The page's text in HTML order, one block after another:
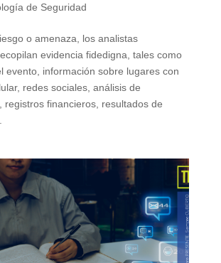
de Seguridad
o amenaza, los analistas
evidencia fidedigna, tales como
evento, información sobre lugares con
redes sociales, análisis de
registros financieros, resultados de